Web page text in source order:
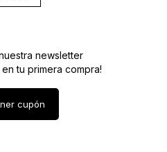
newsletter
tu primera compra!
cupón